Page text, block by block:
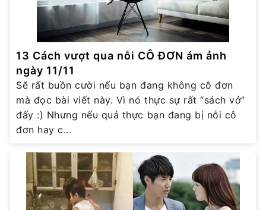
13 Cách vượt qua nỗi CÔ ĐƠN ám ảnh
ngày 11/11
Sẽ rất buồn cười nếu bạn đang không cô đơn
mà đọc bài viết này. Vì nó thực sự rất “sách vở”
đấy :) Nhưng nếu quả thực bạn đang bị nỗi cô
đơn hay c...